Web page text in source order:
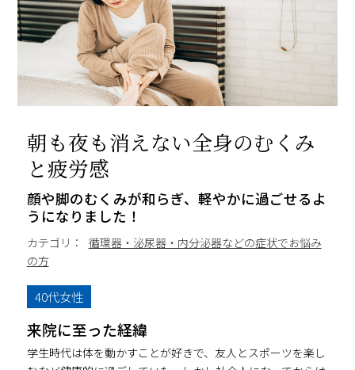
朝も夜も消えない全身のむくみ
と疲労感
顔や脚のむくみが和らぎ、軽やかに過ごせるよ
うになりました！
カテゴリ：
循環器・泌尿器・内分泌器などの症状でお悩み
の方
40代女性
来院に至った経緯
学生時代は体を動かすことが好きで、友人とスポーツを楽し